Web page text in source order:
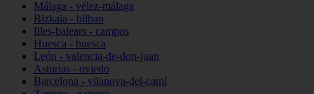
Málaga - vélez-málaga
Bizkaia - bilbao
Illes-balears - campos
Huesca - huesca
León - valencia-de-don-juan
Asturias - oviedo
Barcelona - vilanova-del-camí